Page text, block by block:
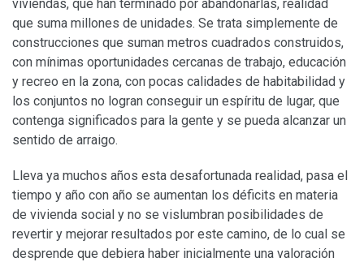
viviendas, que han terminado por abandonarlas, realidad
que suma millones de unidades. Se trata simplemente de
construcciones que suman metros cuadrados construidos,
con mínimas oportunidades cercanas de trabajo, educación
y recreo en la zona, con pocas calidades de habitabilidad y
los conjuntos no logran conseguir un espíritu de lugar, que
contenga significados para la gente y se pueda alcanzar un
sentido de arraigo.
Lleva ya muchos años esta desafortunada realidad, pasa el
tiempo y año con año se aumentan los déficits en materia
de vivienda social y no se vislumbran posibilidades de
revertir y mejorar resultados por este camino, de lo cual se
desprende que debiera haber inicialmente una valoración